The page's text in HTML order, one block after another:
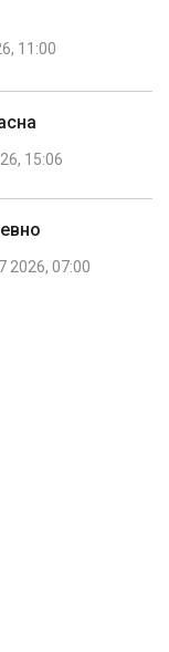
11:00
15:06
2026, 07:00